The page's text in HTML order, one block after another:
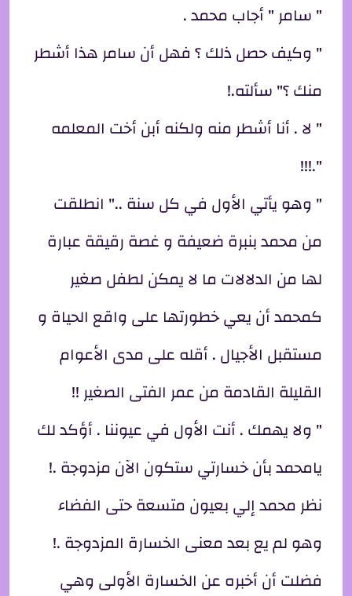
" سامر " أجاب محمد .
" وكيف حصل ذلك ؟ فهل أن سامر هذا أشطر
منك ؟" سألته.!
" لا . أنا أشطر منه ولكنه أبن أخت المعلمه
".!!!
" وهو يأتي الأول في كل سنة .." انطلقت
من محمد بنبرة ضعيفة و غصة رقيقة عبارة
لها من الدلالات ما لا يمكن لطفل صغير
كمحمد أن يعي خطورتها على واقع الحياة و
مستقبل الأجيال . أقله على مدى الأعوام
القليلة القادمة من عمر الفتى الصغير !!
" ولا يهمك . أنت الأول في عيوننا . أؤكد لك
يامحمد بأن خسارتي ستكون الآن مزدوجة .!
نظر محمد إلي بعيون متسعة حتى الفضاء
وهو لم يع بعد معنى الخسارة المزدوجة .!
فضلت أن أخبره عن الخسارة الأولى وهي